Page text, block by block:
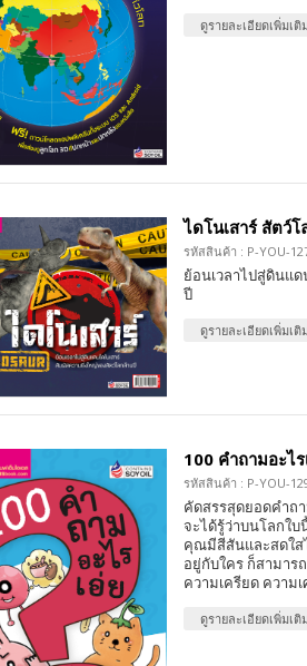
ดูรายละเอียดเพิ่มเติ
ไดโนเสาร์ สัตว์
รหัสสินค้า : P-YOU-
ย้อนเวลาไปสู่ดินแ
ปี
ดูรายละเอียดเพิ่มเติ
100 คำถามอะไ
รหัสสินค้า : P-YOU-
คัดสรรสุดยอดคำถ
จะได้รู้ว่าบนโลกใ
คุณมีสีสันและสดใส
อยู่กับใคร ก็สามาร
ความเครียด ความ
ดูรายละเอียดเพิ่มเติ